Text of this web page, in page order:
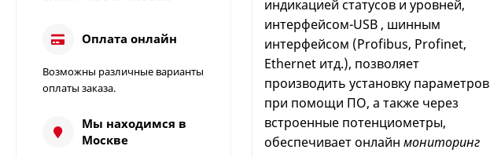
индикацией статусов и уровней,
интерфейсом-USB , шинным
интерфейсом (Profibus, Profinet,
Ethernet итд.), позволяет
производить установку параметров
при помощи ПО, а также через
встроенные потенциометры,
обеспечивает онлайн мониторинг
Оплата онлайн
Возможны различные варианты
оплаты заказа.
Мы находимся в
Москве
Измеритель
сопротивления
Chauvin Arnoux